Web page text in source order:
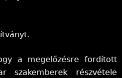
a megelőzésre fordított
szakemberek részvétele